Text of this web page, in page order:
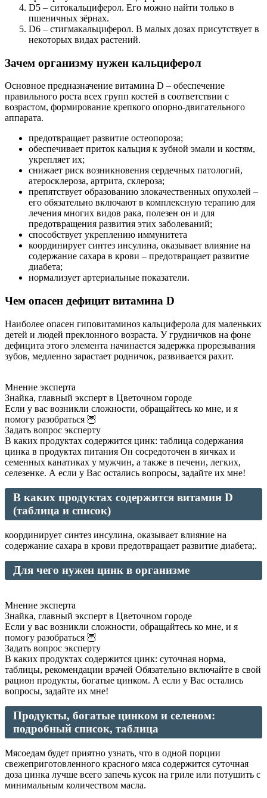
D5 – ситокальциферол. Его можно найти только в
пшеничных зёрнах.
D6 – стигмакальциферол. В малых дозах присутствует в
некоторых видах растений.
Зачем организму нужен кальциферол
Основное предназначение витамина D – обеспечение
правильного роста всех групп костей в соответствии с
возрастом, формирование крепкого опорно-двигательного
аппарата.
предотвращает развитие остеопороза;
обеспечивает приток кальция к зубной эмали и костям,
укрепляет их;
снижает риск возникновения сердечных патологий,
атеросклероза, артрита, склероза;
препятствует образованию злокачественных опухолей –
его обязательно включают в комплексную терапию для
лечения многих видов рака, полезен он и для
предотвращения развития этих заболеваний;
способствует укреплению иммунитета
координирует синтез инсулина, оказывает влияние на
содержание сахара в крови – предотвращает развитие
диабета;
нормализует артериальные показатели.
Чем опасен дефицит витамина D
Наиболее опасен гиповитаминоз кальциферола для маленьких
детей и людей преклонного возраста. У грудничков на фоне
дефицита этого элемента начинается задержка прорезывания
зубов, медленно зарастает родничок, развивается рахит.
Мнение эксперта
Знайка, главный эксперт в Цветочном городе
Если у вас возникли сложности, обращайтесь ко мне, и я
помогу разобраться 🦉
Задать вопрос эксперту
В каких продуктах содержится цинк: таблица содержания
цинка в продуктах питания Он сосредоточен в яичках и
семенных канатиках у мужчин, а также в печени, легких,
селезенке. А если у Вас остались вопросы, задайте их мне!
В каких продуктах содержится витамин D
(таблица и список)
координирует синтез инсулина, оказывает влияние на
содержание сахара в крови предотвращает развитие диабета;.
Для чего нужен цинк в организме
Мнение эксперта
Знайка, главный эксперт в Цветочном городе
Если у вас возникли сложности, обращайтесь ко мне, и я
помогу разобраться 🦉
Задать вопрос эксперту
В каких продуктах содержится цинк: суточная норма,
таблицы, рекомендации врачей Обязательно включайте в свой
рацион продукты, богатые цинком. А если у Вас остались
вопросы, задайте их мне!
Продукты, богатые цинком и селеном:
подробный список, таблица
Мясоедам будет приятно узнать, что в одной порции
свежеприготовленного красного мяса содержится суточная
доза цинка лучше всего запечь кусок на гриле или потушить с
минимальным количеством масла.